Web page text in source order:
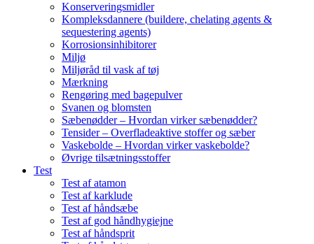
Konserveringsmidler
Kompleksdannere (buildere, chelating agents &
sequestering agents)
Korrosionsinhibitorer
Miljø
Miljøråd til vask af tøj
Mærkning
Rengøring med bagepulver
Svanen og blomsten
Sæbenødder – Hvordan virker sæbenødder?
Tensider – Overfladeaktive stoffer og sæber
Vaskebolde – Hvordan virker vaskebolde?
Øvrige tilsætningsstoffer
Test
Test af atamon
Test af karklude
Test af håndsæbe
Test af god håndhygiejne
Test af håndsprit